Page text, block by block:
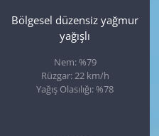
Bölgesel düzensiz yağmur
yağışlı
Nem: %79
Rüzgar: 22 km/h
Yağış Olasılığı: %78